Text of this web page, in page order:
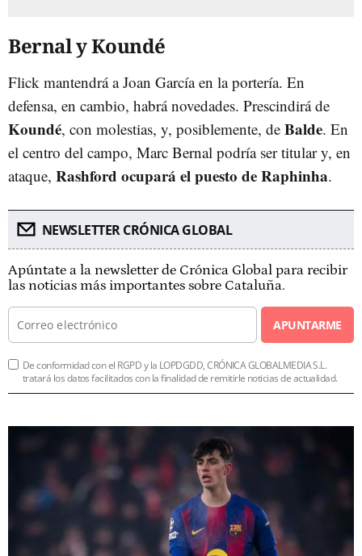
Bernal y Koundé
Flick mantendrá a Joan García en la portería. En
defensa, en cambio, habrá novedades. Prescindirá de
Koundé, con molestias, y, posiblemente, de Balde. En
el centro del campo, Marc Bernal podría ser titular y, en
ataque, Rashford ocupará el puesto de Raphinha.
NEWSLETTER CRÓNICA GLOBAL
Apúntate a la newsletter de Crónica Global para recibir
las noticias más importantes sobre Cataluña.
APUNTARME
De conformidad con el RGPD y la LOPDGDD, CRÓNICA GLOBALMEDIA S.L.
tratará los datos facilitados con la finalidad de remitirle noticias de actualidad.